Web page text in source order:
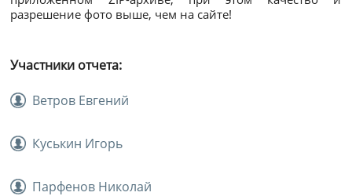
разрешение фото выше, чем на сайте!
Участники отчета:
Ветров Евгений
Куськин Игорь
Парфенов Николай